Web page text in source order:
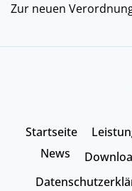
Zur neuen
Startseite
News